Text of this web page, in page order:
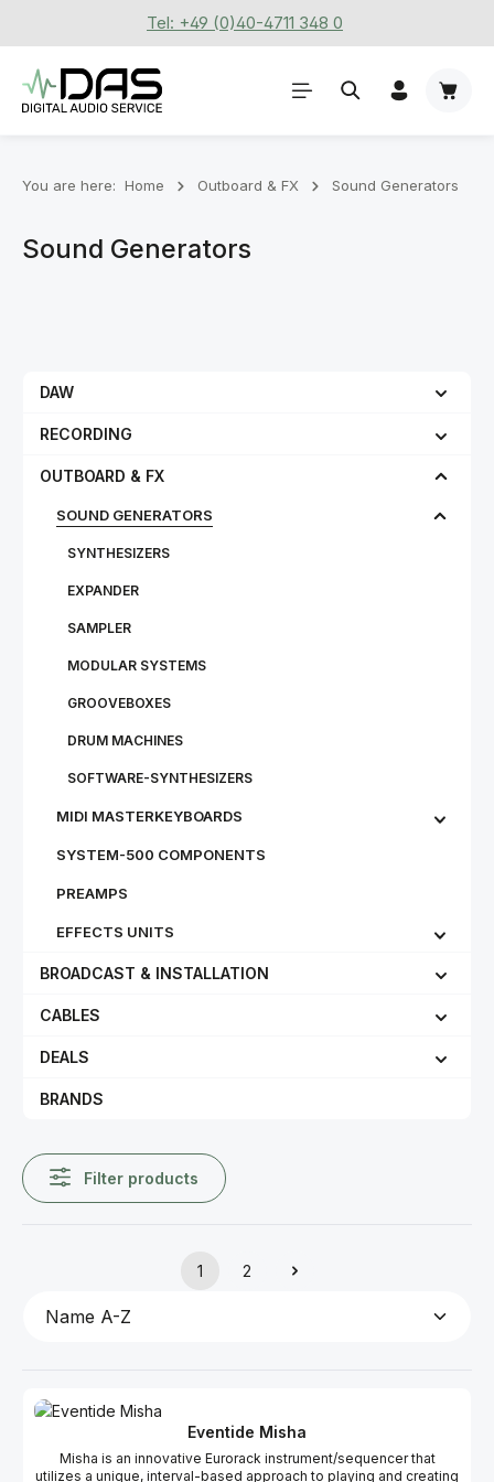
Skip to main contentTel: +49 (0)40-4711 348 0
You are here: Home Outboard & FX Sound Generators
Sound Generators
DAW
RECORDING
OUTBOARD & FX
SOUND GENERATORS
SYNTHESIZERS
EXPANDER
SAMPLER
MODULAR SYSTEMS
GROOVEBOXES
DRUM MACHINES
SOFTWARE-SYNTHESIZERS
MIDI MASTERKEYBOARDS
SYSTEM-500 COMPONENTS
PREAMPS
EFFECTS UNITS
BROADCAST & INSTALLATION
CABLES
DEALS
BRANDS
Filter products
Page
1
Page
2
Eventide Misha
Misha is an innovative Eurorack instrument/sequencer that
utilizes a unique, interval-based approach to playing and creating